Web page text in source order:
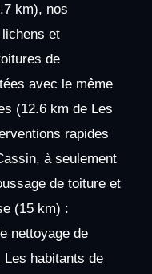
km), nos
et
de
avec le même
(12.6 km de Les
rapides
à seulement
de toiture et
(15 km) :
nettoyage de
habitants de